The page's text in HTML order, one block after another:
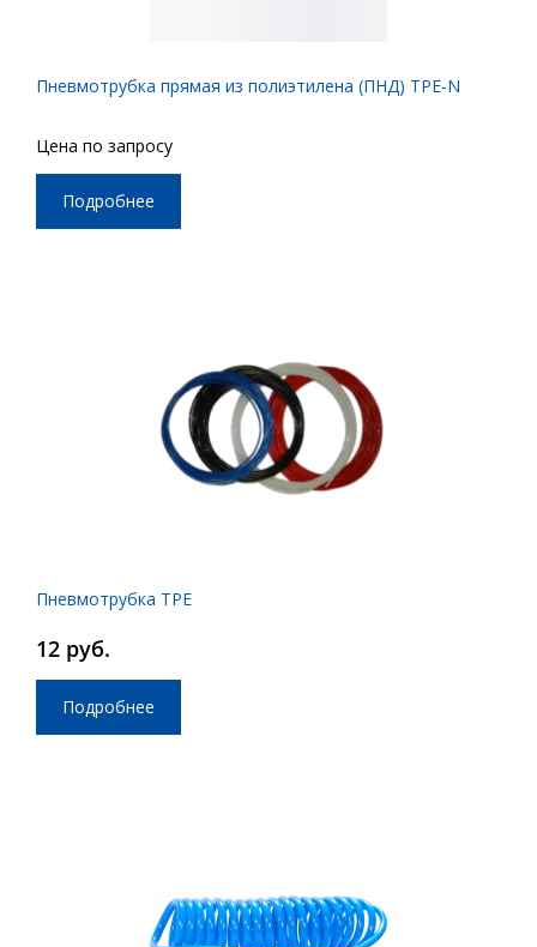
Пневмотрубка прямая из полиэтилена (ПНД) TPE-N
Цена по запросу
Подробнее
Пневмотрубка TPE
12 руб.
Подробнее